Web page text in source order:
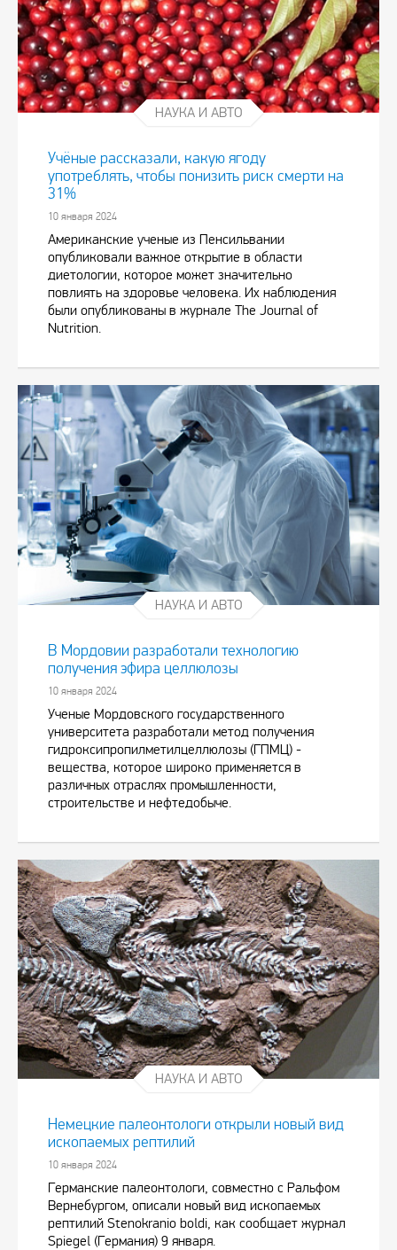
НАУКА И АВТО
Учёные рассказали, какую ягоду
употреблять, чтобы понизить риск смерти на
31%
10 января 2024
Американские ученые из Пенсильвании
опубликовали важное открытие в области
диетологии, которое может значительно
повлиять на здоровье человека. Их наблюдения
были опубликованы в журнале The Journal of
Nutrition.
НАУКА И АВТО
В Мордовии разработали технологию
получения эфира целлюлозы
10 января 2024
Ученые Мордовского государственного
университета разработали метод получения
гидроксипропилметилцеллюлозы (ГПМЦ) -
вещества, которое широко применяется в
различных отраслях промышленности,
строительстве и нефтедобыче.
НАУКА И АВТО
Немецкие палеонтологи открыли новый вид
ископаемых рептилий
10 января 2024
Германские палеонтологи, совместно с Ральфом
Вернебургом, описали новый вид ископаемых
рептилий Stenokranio boldi, как сообщает журнал
Spiegel (Германия) 9 января.